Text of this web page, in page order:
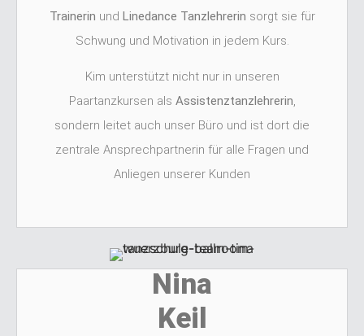
Trainerin und Linedance Tanzlehrerin sorgt sie für
Schwung und Motivation in jedem Kurs.
Kim unterstützt nicht nur in unseren
Paartanzkursen als Assistenztanzlehrerin,
sondern leitet auch unser Büro und ist dort die
zentrale Ansprechpartnerin für alle Fragen und
Anliegen unserer Kunden
Nina
Keil